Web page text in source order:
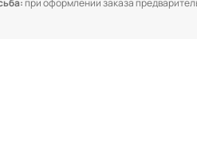
при оформлении заказа